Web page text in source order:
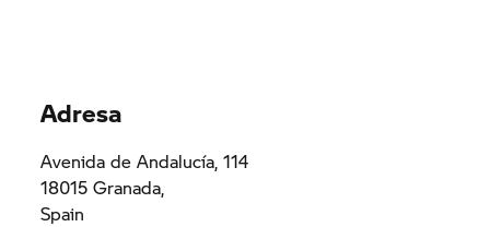
Adresa
Avenida de Andalucía, 114
18015 Granada,
Spain